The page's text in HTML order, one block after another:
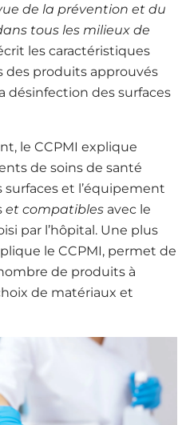
de la prévention et du
tous les milieux de
les caractéristiques
des produits approuvés
désinfection des surfaces
le CCPMI explique
de soins de santé
surfaces et l’équipement
et compatibles avec le
par l’hôpital. Une plus
le CCPMI, permet de
de produits à
de matériaux et